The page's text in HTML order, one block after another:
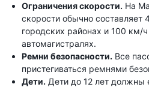
Ограничения скорости. На
скорости обычно
городских районах и 100 км/
автомагистралях.
Ремни безопасности. Все
пристегиваться ремнями
Дети. Дети до 12 лет должны